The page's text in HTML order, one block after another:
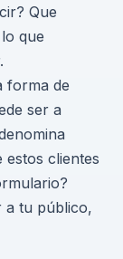
Que
que
forma de
ser a
clientes
a tu público,